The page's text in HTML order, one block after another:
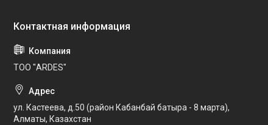
ТОО "ARDES"
ул. Кастеева, д.50 (район Кабанбай батыра - 8 марта),
Алматы, Казахстан